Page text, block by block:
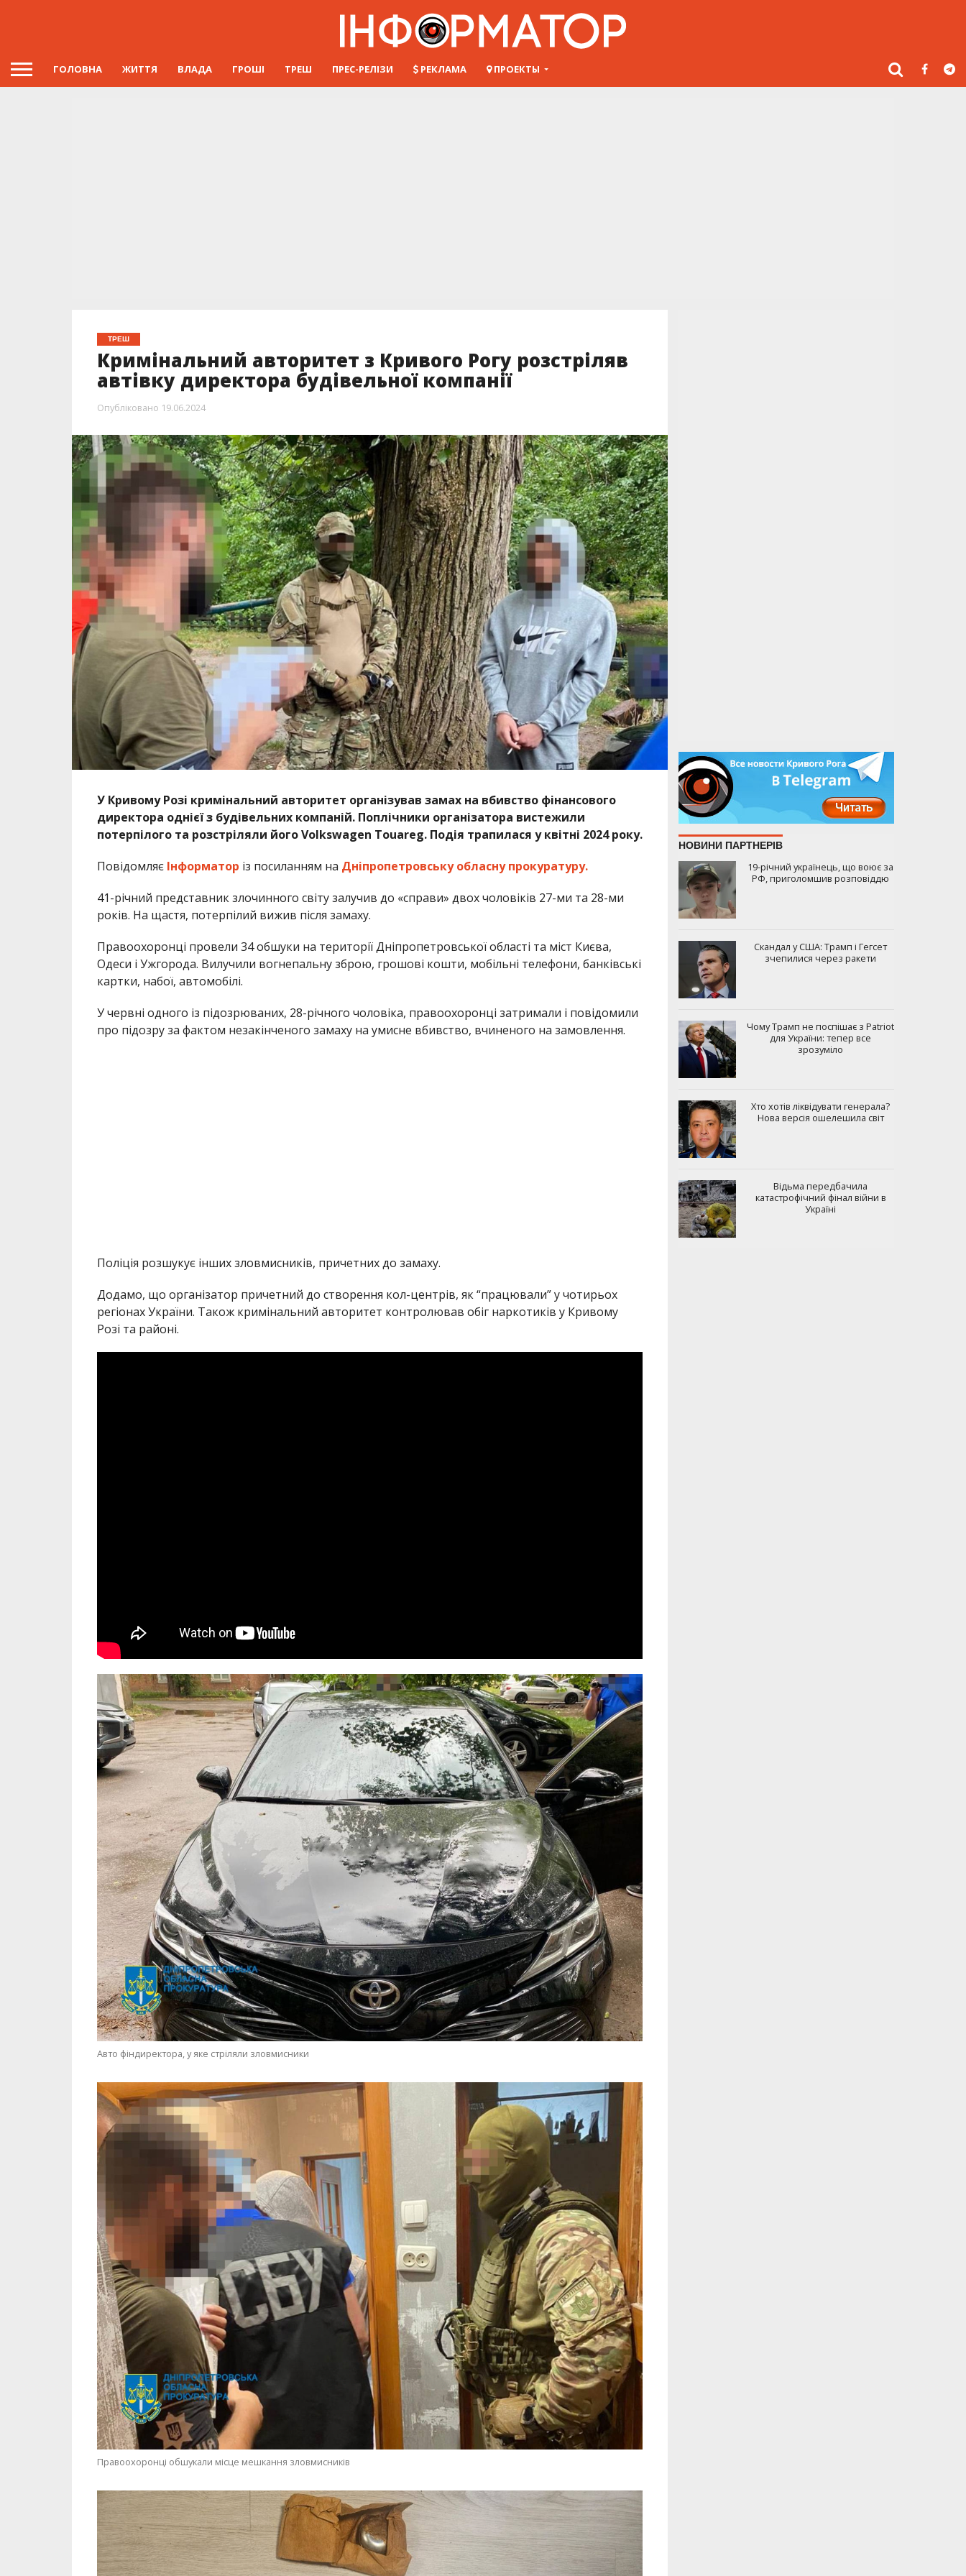
ГОЛОВНА ЖИТТЯ ВЛАДА ГРОШІ ТРЕШ ПРЕС-РЕЛІЗИ РЕКЛАМА ПРОЕКТЫ
ТРЕШ
Кримінальний авторитет з Кривого Рогу розстріляв
автівку директора будівельної компанії
Опубліковано 19.06.2024
У Кривому Розі кримінальний авторитет організував замах на вбивство фінансового
директора однієї з будівельних компаній. Поплічники організатора вистежили
потерпілого та розстріляли його Volkswagen Touareg. Подія трапилася у квітні 2024 року.
Повідомляє Інформатор із посиланням на Дніпропетровську обласну прокуратуру.
41-річний представник злочинного світу залучив до «справи» двох чоловіків 27-ми та 28-ми
років. На щастя, потерпілий вижив після замаху.
Правоохоронці провели 34 обшуки на території Дніпропетровської області та міст Києва,
Одеси і Ужгорода. Вилучили вогнепальну зброю, грошові кошти, мобільні телефони, банківські
картки, набої, автомобілі.
У червні одного із підозрюваних, 28-річного чоловіка, правоохоронці затримали і повідомили
про підозру за фактом незакінченого замаху на умисне вбивство, вчиненого на замовлення.
Поліція розшукує інших зловмисників, причетних до замаху.
Додамо, що організатор причетний до створення кол-центрів, як “працювали” у чотирьох
регіонах України. Також кримінальний авторитет контролював обіг наркотиків у Кривому
Розі та районі.
Авто фіндиректора, у яке стріляли зловмисники
Правоохоронці обшукали місце мешкання зловмисників